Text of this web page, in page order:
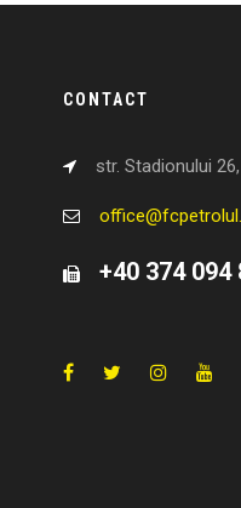
CONTACT
str. Stadionului
+40 374 094